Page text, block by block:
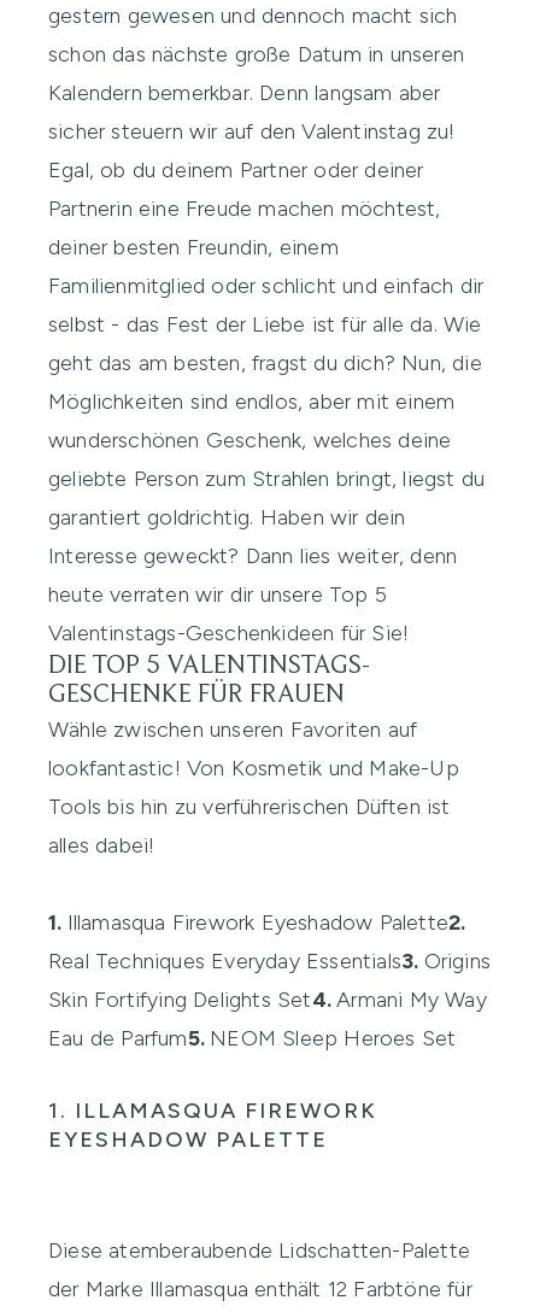
gestern gewesen und dennoch macht sich
schon das nächste große Datum in unseren
Kalendern bemerkbar. Denn langsam aber
sicher steuern wir auf den Valentinstag zu!
Egal, ob du deinem Partner oder deiner
Partnerin eine Freude machen möchtest,
deiner besten Freundin, einem
Familienmitglied oder schlicht und einfach dir
selbst - das Fest der Liebe ist für alle da. Wie
geht das am besten, fragst du dich? Nun, die
Möglichkeiten sind endlos, aber mit einem
wunderschönen Geschenk, welches deine
geliebte Person zum Strahlen bringt, liegst du
garantiert goldrichtig. Haben wir dein
Interesse geweckt? Dann lies weiter, denn
heute verraten wir dir unsere Top 5
Valentinstags-Geschenkideen für Sie!
DIE TOP 5 VALENTINSTAGS-
GESCHENKE FÜR FRAUEN
Wähle zwischen unseren Favoriten auf
lookfantastic! Von Kosmetik und Make-Up
Tools bis hin zu verführerischen Düften ist
alles dabei!
1. Illamasqua Firework Eyeshadow Palette2.
Real Techniques Everyday Essentials3. Origins
Skin Fortifying Delights Set4.Armani My Way
Eau de Parfum5. NEOM Sleep Heroes Set
1. ILLAMASQUA FIREWORK
EYESHADOW PALETTE
Diese atemberaubende Lidschatten-Palette
der Marke Illamasqua enthält 12 Farbtöne für